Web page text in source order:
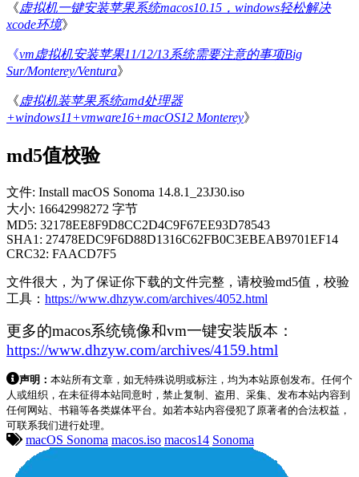
《虚拟机一键安装苹果系统macos10.15，windows轻松解决
xcode环境》
《vm虚拟机安装苹果11/12/13系统需要注意的事项Big
Sur/Monterey/Ventura》
《虚拟机装苹果系统amd处理器
+windows11+vmware16+macOS12 Monterey》
md5值校验
文件: Install macOS Sonoma 14.8.1_23J30.iso
大小: 16642998272 字节
MD5: 32178EE8F9D8CC2D4C9F67EE93D78543
SHA1: 27478EDC9F6D88D1316C62FB0C3EBEAB9701EF14
CRC32: FAACD7F5
文件很大，为了保证你下载的文件完整，请校验md5值，校验
工具： https://www.dhzyw.com/archives/4052.html
更多的macos系统镜像和vm一键安装版本：
https://www.dhzyw.com/archives/4159.html
声明： 本站所有文章，如无特殊说明或标注，均为本站原创发布。任何个
人或组织，在未征得本站同意时，禁止复制、盗用、采集、发布本站内容到
任何网站、书籍等各类媒体平台。如若本站内容侵犯了原著者的合法权益，
可联系我们进行处理。
macOS Sonoma macos.iso macos14 Sonoma